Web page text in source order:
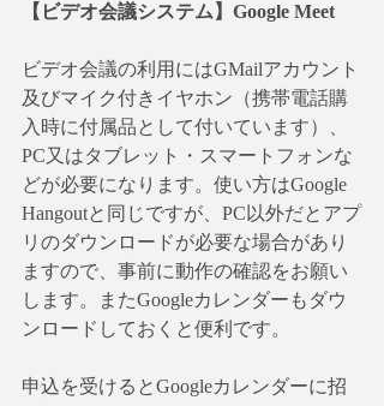
【ビデオ会議システム】Google Meet
ビデオ会議の利用にはGMailアカウント
及びマイク付きイヤホン（携帯電話購
入時に付属品として付いています）、
PC又はタブレット・スマートフォンな
どが必要になります。使い方はGoogle
Hangoutと同じですが、PC以外だとアプ
リのダウンロードが必要な場合があり
ますので、事前に動作の確認をお願い
します。またGoogleカレンダーもダウ
ンロードしておくと便利です。
申込を受けるとGoogleカレンダーに招